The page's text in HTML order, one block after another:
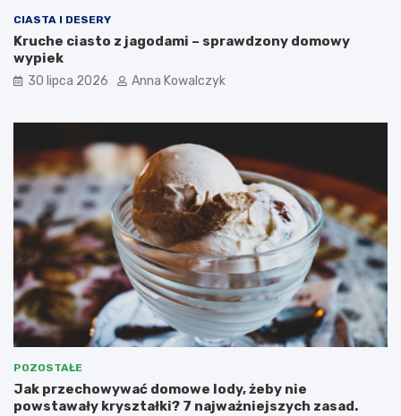
CIASTA I DESERY
Kruche ciasto z jagodami – sprawdzony domowy
wypiek
30 lipca 2026 Anna Kowalczyk
POZOSTAŁE
Jak przechowywać domowe lody, żeby nie
powstawały kryształki? 7 najważniejszych zasad.